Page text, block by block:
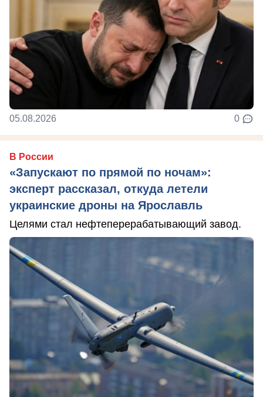
05.08.2026 0
В России
«Запускают по прямой по ночам»:
эксперт рассказал, откуда летели
украинские дроны на Ярославль
Целями стал нефтеперерабатывающий завод.